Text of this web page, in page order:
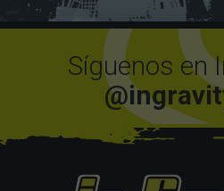
Síguenos en